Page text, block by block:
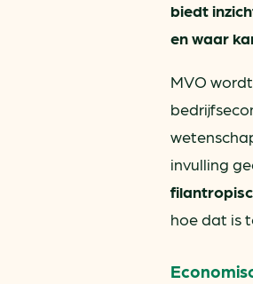
biedt
en waar
MVO
invulling
hoe dat is